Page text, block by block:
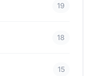
19
18
15